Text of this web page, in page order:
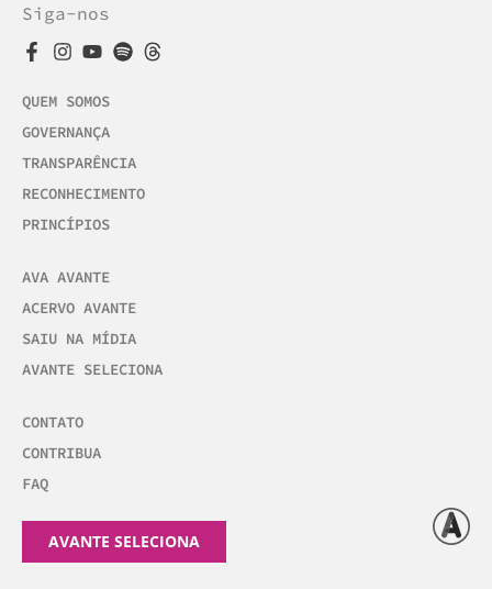
Siga-nos
QUEM SOMOS
GOVERNANÇA
TRANSPARÊNCIA
RECONHECIMENTO
PRINCÍPIOS
AVA AVANTE
ACERVO AVANTE
SAIU NA MÍDIA
AVANTE SELECIONA
CONTATO
CONTRIBUA
FAQ
AVANTE SELECIONA